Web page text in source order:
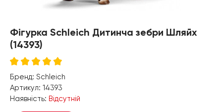
Фігурка Schleich Дитинча зебри Шляйх
(14393)
Бренд: Schleich
Артикул: 14393
Наявність: Відсутній